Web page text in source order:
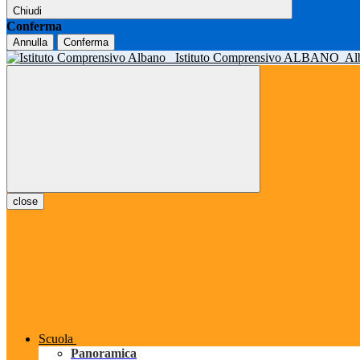
Chiudi
Conferma
Annulla Conferma
Istituto Comprensivo ALBANO
close
Scuola
Panoramica